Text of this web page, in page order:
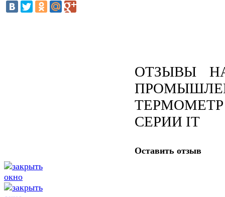
ОТЗЫВЫ
ТЕРМОМЕТР
СЕРИИ IT
Оставить отзыв